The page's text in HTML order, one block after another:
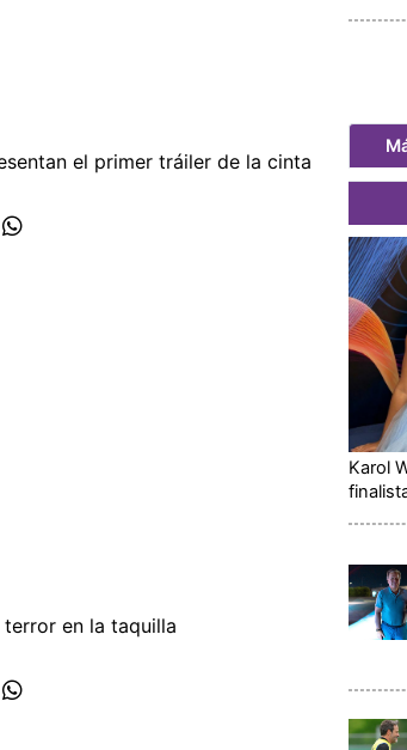
el primer tráiler de la cinta
en la taquilla
Karol